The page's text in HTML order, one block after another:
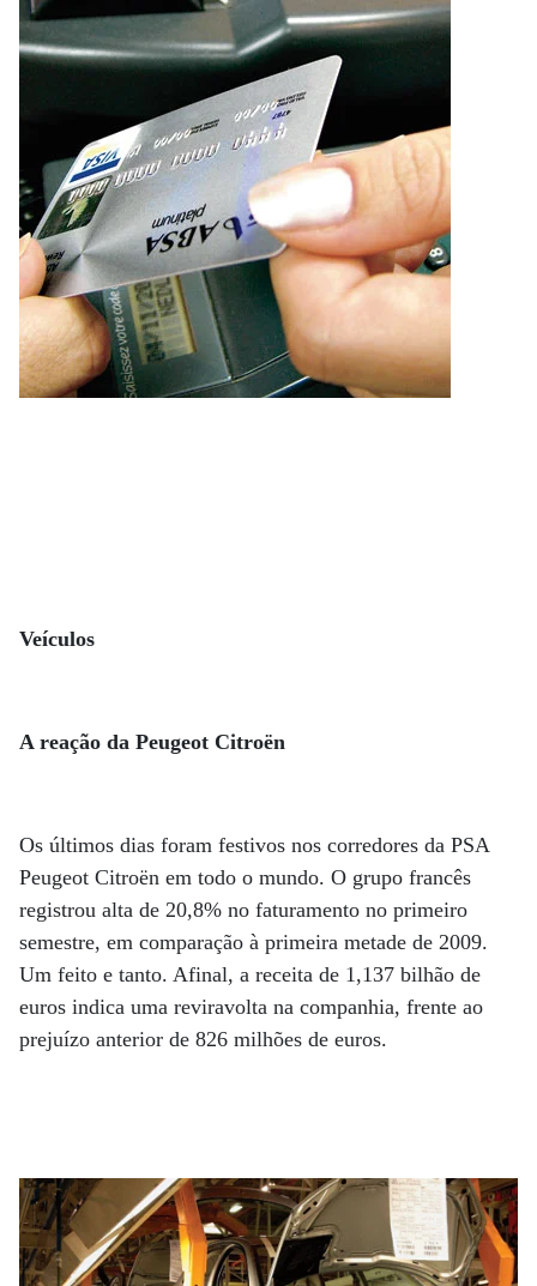
Veículos
A reação da Peugeot Citroën
Os últimos dias foram festivos nos corredores da PSA
Peugeot Citroën em todo o mundo. O grupo francês
registrou alta de 20,8% no faturamento no primeiro
semestre, em comparação à primeira metade de 2009.
Um feito e tanto. Afinal, a receita de 1,137 bilhão de
euros indica uma reviravolta na companhia, frente ao
prejuízo anterior de 826 milhões de euros.